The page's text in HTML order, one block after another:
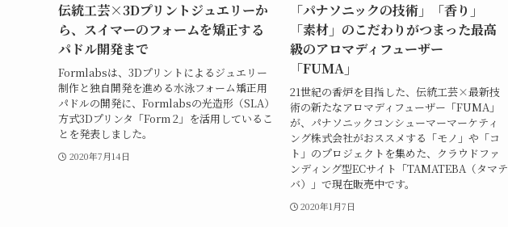
伝統工芸×3Dプリントジュエリーか
ら、スイマーのフォームを矯正する
パドル開発まで
Formlabsは、3Dプリントによるジュエリー
制作と独自開発を進める水泳フォーム矯正用
パドルの開発に、Formlabsの光造形（SLA）
方式3Dプリンタ「Form 2」を活用しているこ
とを発表しました。
2020年7月14日
「パナソニックの技術」「香り」
「素材」のこだわりがつまった最高
級のアロマディフューザー
「FUMA」
21世紀の香炉を目指した、伝統工芸×最新技
術の新たなアロマディフューザー「FUMA」
が、パナソニックコンシューマーマーケティ
ング株式会社がおススメする「モノ」や「コ
ト」のプロジェクトを集めた、クラウドファ
ンディング型ECサイト「TAMATEBA（タマテ
バ）」で現在販売中です。
2020年1月7日